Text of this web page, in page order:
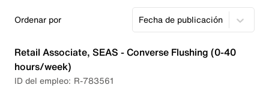
Ordenar por Fecha de publicación
Retail Associate, SEAS - Converse Flushing (0-40
hours/week)
R-783561